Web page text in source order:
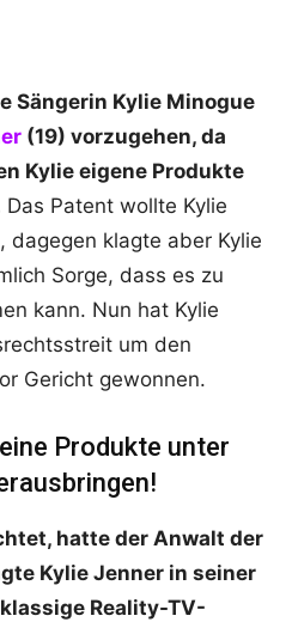
Sängerin Kylie Minogue
(19) vorzugehen, da
Kylie eigene Produkte
Das Patent wollte Kylie
dagegen klagte aber Kylie
Sorge, dass es zu
kann. Nun hat Kylie
um den
Gericht gewonnen.
Produkte unter
hatte der Anwalt der
Kylie Jenner in seiner
Reality-TV-